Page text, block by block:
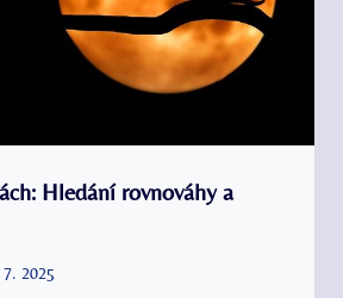
Hledání rovnováhy a
2025